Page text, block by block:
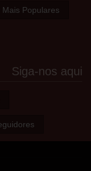
Mais Populares
Siga-nos aqui